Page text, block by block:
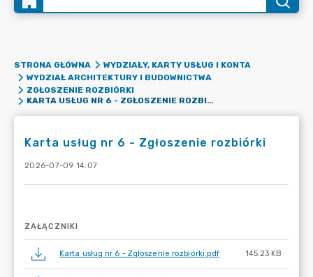
STRONA GŁÓWNA
WYDZIAŁY, KARTY USŁUG I KONTA
WYDZIAŁ ARCHITEKTURY I BUDOWNICTWA
ZGŁOSZENIE ROZBIÓRKI
KARTA USŁUG NR 6 - ZGŁOSZENIE ROZBIÓRKI
Karta usług nr 6 - Zgłoszenie rozbiórki
2026-07-09 14:07
ZAŁĄCZNIKI
Karta usług nr 6 - Zgłoszenie rozbiórki.pdf 145.23 KB